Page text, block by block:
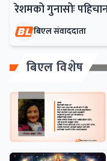
रेशमको गुनासोः
बिएल संवाददाता
बिएल विशेष